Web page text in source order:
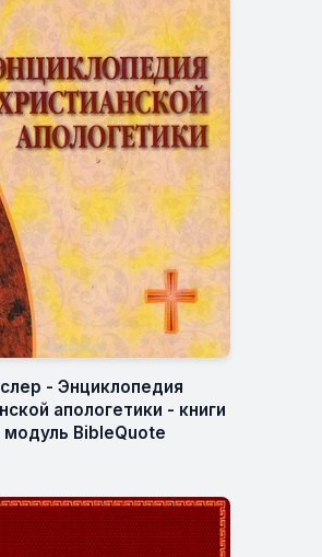
- Энциклопедия
апологетики - книги
модуль BibleQuote